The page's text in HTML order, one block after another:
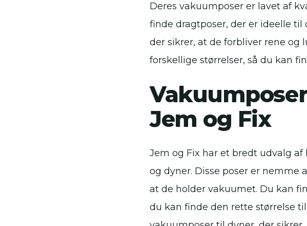
Deres vakuumposer er lavet af
finde dragtposer, der er ideelle
der sikrer, at de forbliver rene og
forskellige størrelser, så du kan
Jem og Fix
Jem og Fix har et bredt udvalg
og dyner. Disse poser er nemme
at de holder vakuumet. Du kan
du kan finde den rette størrelse